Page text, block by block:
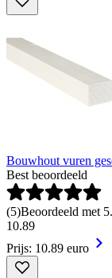
Bouwhout vuren
Best beoordeeld
(5)Beoordeeld met
10.89
Prijs: 10.89 euro